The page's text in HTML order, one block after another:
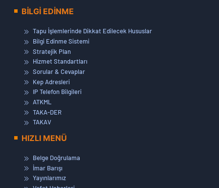
BİLGİ EDİNME
Tapu İşlemlerinde Dikkat Edilecek Hususlar
Bilgi Edinme Sistemi
Stratejik Plan
Hizmet Standartları
Sorular & Cevaplar
Kep Adresleri
IP Telefon Bilgileri
ATKML
TAKA-DER
TAKAV
HIZLI MENÜ
Belge Doğrulama
İmar Barışı
Yayınlarımız